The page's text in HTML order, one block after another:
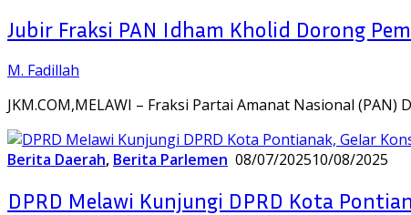
Jubir Fraksi PAN Idham Kholid Dorong
M. Fadillah
JKM.COM,MELAWI – Fraksi Partai Amanat Nasional
Berita Daerah, Berita Parlemen 08/07/202510/08/2025
DPRD Melawi Kunjungi DPRD Kota